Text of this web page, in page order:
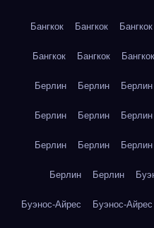
Бангкок Бангкок Бангкок
Бангкок Бангкок Бангкок
Берлин Берлин Берлин
Берлин Берлин Берлин
Берлин Берлин Берлин
Берлин Берлин
Буэнос-Айрес Буэнос-Айрес